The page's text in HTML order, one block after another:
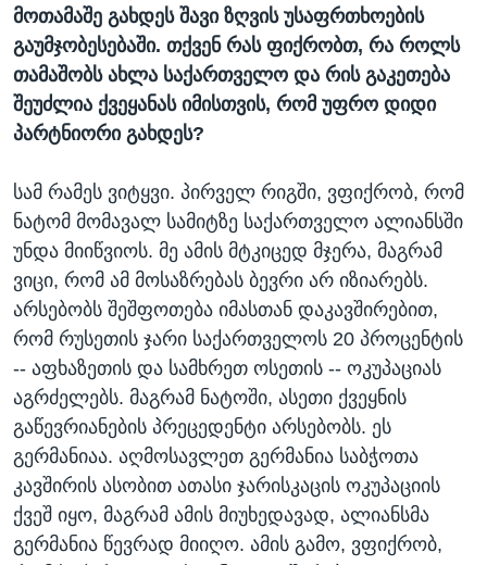
მოთამაშე გახდეს შავი ზღვის უსაფრთხოების
გაუმჯობესებაში. თქვენ რას ფიქრობთ, რა როლს
თამაშობს ახლა საქართველო და რის გაკეთება
შეუძლია ქვეყანას იმისთვის, რომ უფრო დიდი
პარტნიორი გახდეს?
სამ რამეს ვიტყვი. პირველ რიგში, ვფიქრობ, რომ
ნატომ მომავალ სამიტზე საქართველო ალიანსში
უნდა მიიწვიოს. მე ამის მტკიცედ მჯერა, მაგრამ
ვიცი, რომ ამ მოსაზრებას ბევრი არ იზიარებს.
არსებობს შეშფოთება იმასთან დაკავშირებით,
რომ რუსეთის ჯარი საქართველოს 20 პროცენტის
-- აფხაზეთის და სამხრეთ ოსეთის -- ოკუპაციას
აგრძელებს. მაგრამ ნატოში, ასეთი ქვეყნის
გაწევრიანების პრეცედენტი არსებობს. ეს
გერმანიაა. აღმოსავლეთ გერმანია საბჭოთა
კავშირის ასობით ათასი ჯარისკაცის ოკუპაციის
ქვეშ იყო, მაგრამ ამის მიუხედავად, ალიანსმა
გერმანია წევრად მიიღო. ამის გამო, ვფიქრობ,